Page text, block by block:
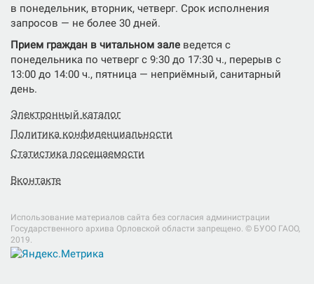
в понедельник, вторник, четверг. Срок исполнения
запросов — не более 30 дней.
Прием граждан в читальном зале ведется с
понедельника по четверг с 9:30 до 17:30 ч., перерыв с
13:00 до 14:00 ч., пятница — неприёмный, санитарный
день.
Электронный каталог
Политика конфиденциальности
Статистика посещаемости
Вконтакте
Использование материалов сайта без согласия администрации
Государственного архива Орловской области запрещено. © БУОО ГАОO,
2019.